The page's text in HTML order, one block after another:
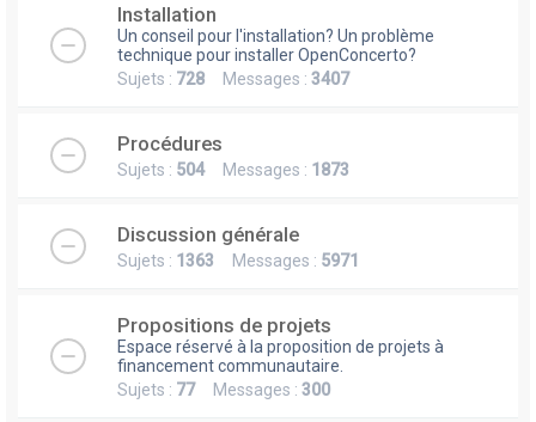
Installation
Un conseil pour l'installation? Un problème
technique pour installer OpenConcerto?
Sujets : 728 Messages : 3407
Procédures
Sujets : 504Messages : 1873
Discussion générale
Sujets : 1363 Messages : 5971
Propositions de projets
Espace réservé à la proposition de projets à
financement communautaire.
Sujets : 77Messages : 300